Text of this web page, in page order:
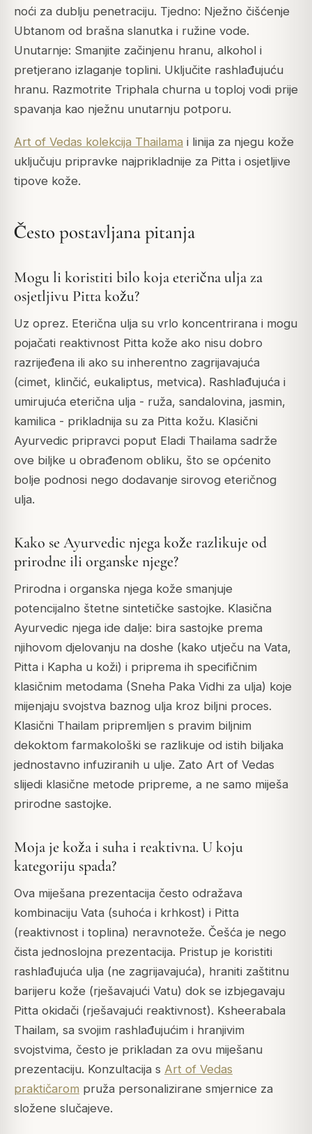
noći za dublju penetraciju. Tjedno: Nježno čišćenje
Ubtanom od brašna slanutka i ružine vode.
Unutarnje: Smanjite začinjenu hranu, alkohol i
pretjerano izlaganje toplini. Uključite rashlađujuću
hranu. Razmotrite Triphala churna u toploj vodi prije
spavanja kao nježnu unutarnju potporu.
Art of Vedas kolekcija Thailama i linija za njegu kože
uključuju pripravke najprikladnije za Pitta i osjetljive
tipove kože.
Često postavljana pitanja
Mogu li koristiti bilo koja eterična ulja za
osjetljivu Pitta kožu?
Uz oprez. Eterična ulja su vrlo koncentrirana i mogu
pojačati reaktivnost Pitta kože ako nisu dobro
razrijeđena ili ako su inherentno zagrijavajuća
(cimet, klinčić, eukaliptus, metvica). Rashlađujuća i
umirujuća eterična ulja - ruža, sandalovina, jasmin,
kamilica - prikladnija su za Pitta kožu. Klasični
Ayurvedic pripravci poput Eladi Thailama sadrže
ove biljke u obrađenom obliku, što se općenito
bolje podnosi nego dodavanje sirovog eteričnog
ulja.
Kako se Ayurvedic njega kože razlikuje od
prirodne ili organske njege?
Prirodna i organska njega kože smanjuje
potencijalno štetne sintetičke sastojke. Klasična
Ayurvedic njega ide dalje: bira sastojke prema
njihovom djelovanju na doshe (kako utječu na Vata,
Pitta i Kapha u koži) i priprema ih specifičnim
klasičnim metodama (Sneha Paka Vidhi za ulja) koje
mijenjaju svojstva baznog ulja kroz biljni proces.
Klasični Thailam pripremljen s pravim biljnim
dekoktom farmakološki se razlikuje od istih biljaka
jednostavno infuziranih u ulje. Zato Art of Vedas
slijedi klasične metode pripreme, a ne samo miješa
prirodne sastojke.
Moja je koža i suha i reaktivna. U koju
kategoriju spada?
Ova miješana prezentacija često odražava
kombinaciju Vata (suhoća i krhkost) i Pitta
(reaktivnost i toplina) neravnoteže. Češća je nego
čista jednoslojna prezentacija. Pristup je koristiti
rashlađujuća ulja (ne zagrijavajuća), hraniti zaštitnu
barijeru kože (rješavajući Vatu) dok se izbjegavaju
Pitta okidači (rješavajući reaktivnost). Ksheerabala
Thailam, sa svojim rashlađujućim i hranjivim
svojstvima, često je prikladan za ovu miješanu
prezentaciju. Konzultacija s Art of Vedas
praktičarom pruža personalizirane smjernice za
složene slučajeve.